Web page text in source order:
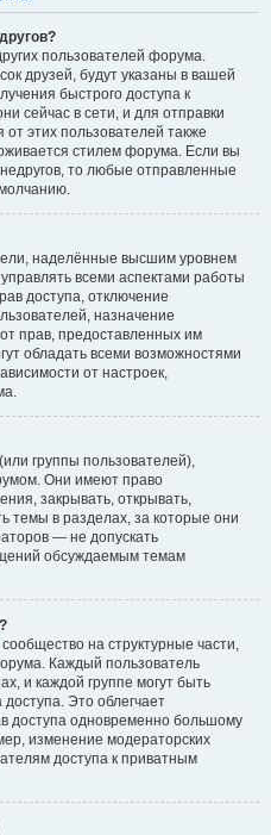
пользователей форума.
друзей, будут указаны в вашей
быстрого доступа к
сейчас в сети, и для отправки
этих пользователей также
стилем форума. Если вы
то любые отправленные
наделённые высшим уровнем
всеми аспектами работы
доступа, отключение
назначение
прав, предоставленных им
обладать всеми возможностями
от настроек,
группы пользователей),
Они имеют право
закрывать, открывать,
темы в разделах, за которые они
— не допускать
обсуждаемым темам
на структурные части,
Каждый пользователь
и каждой группе могут быть
Это облегчает
доступа одновременно большому
изменение модераторских
доступа к приватным